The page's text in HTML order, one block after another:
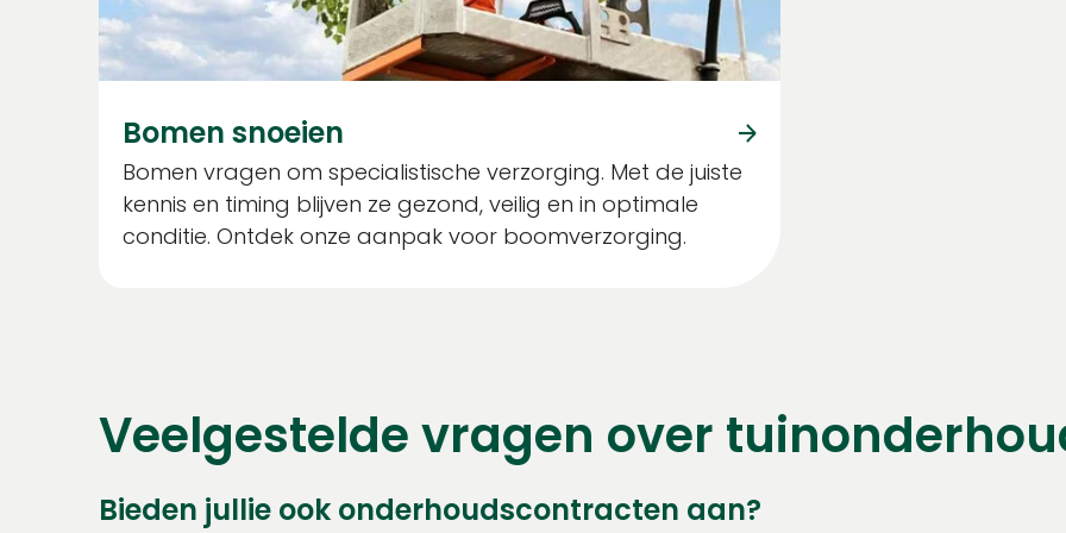
Bomen snoeien
Bomen vragen om specialistische verzorging. Met de juiste
kennis en timing blijven ze gezond, veilig en in optimale
conditie. Ontdek onze aanpak voor boomverzorging.
Veelgestelde vragen over
Bieden jullie ook onderhoudscontracten aan?